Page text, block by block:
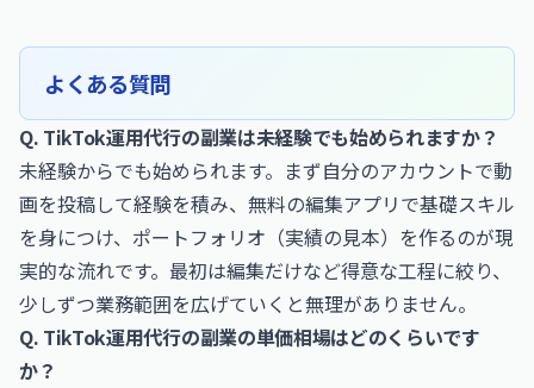
よくある質問
Q. TikTok運用代行の副業は未経験でも始められますか？
未経験からでも始められます。まず自分のアカウントで動
画を投稿して経験を積み、無料の編集アプリで基礎スキル
を身につけ、ポートフォリオ（実績の見本）を作るのが現
実的な流れです。最初は編集だけなど得意な工程に絞り、
少しずつ業務範囲を広げていくと無理がありません。
Q. TikTok運用代行の副業の単価相場はどのくらいです
か？